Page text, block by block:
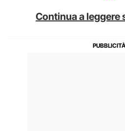
Continua a leggere